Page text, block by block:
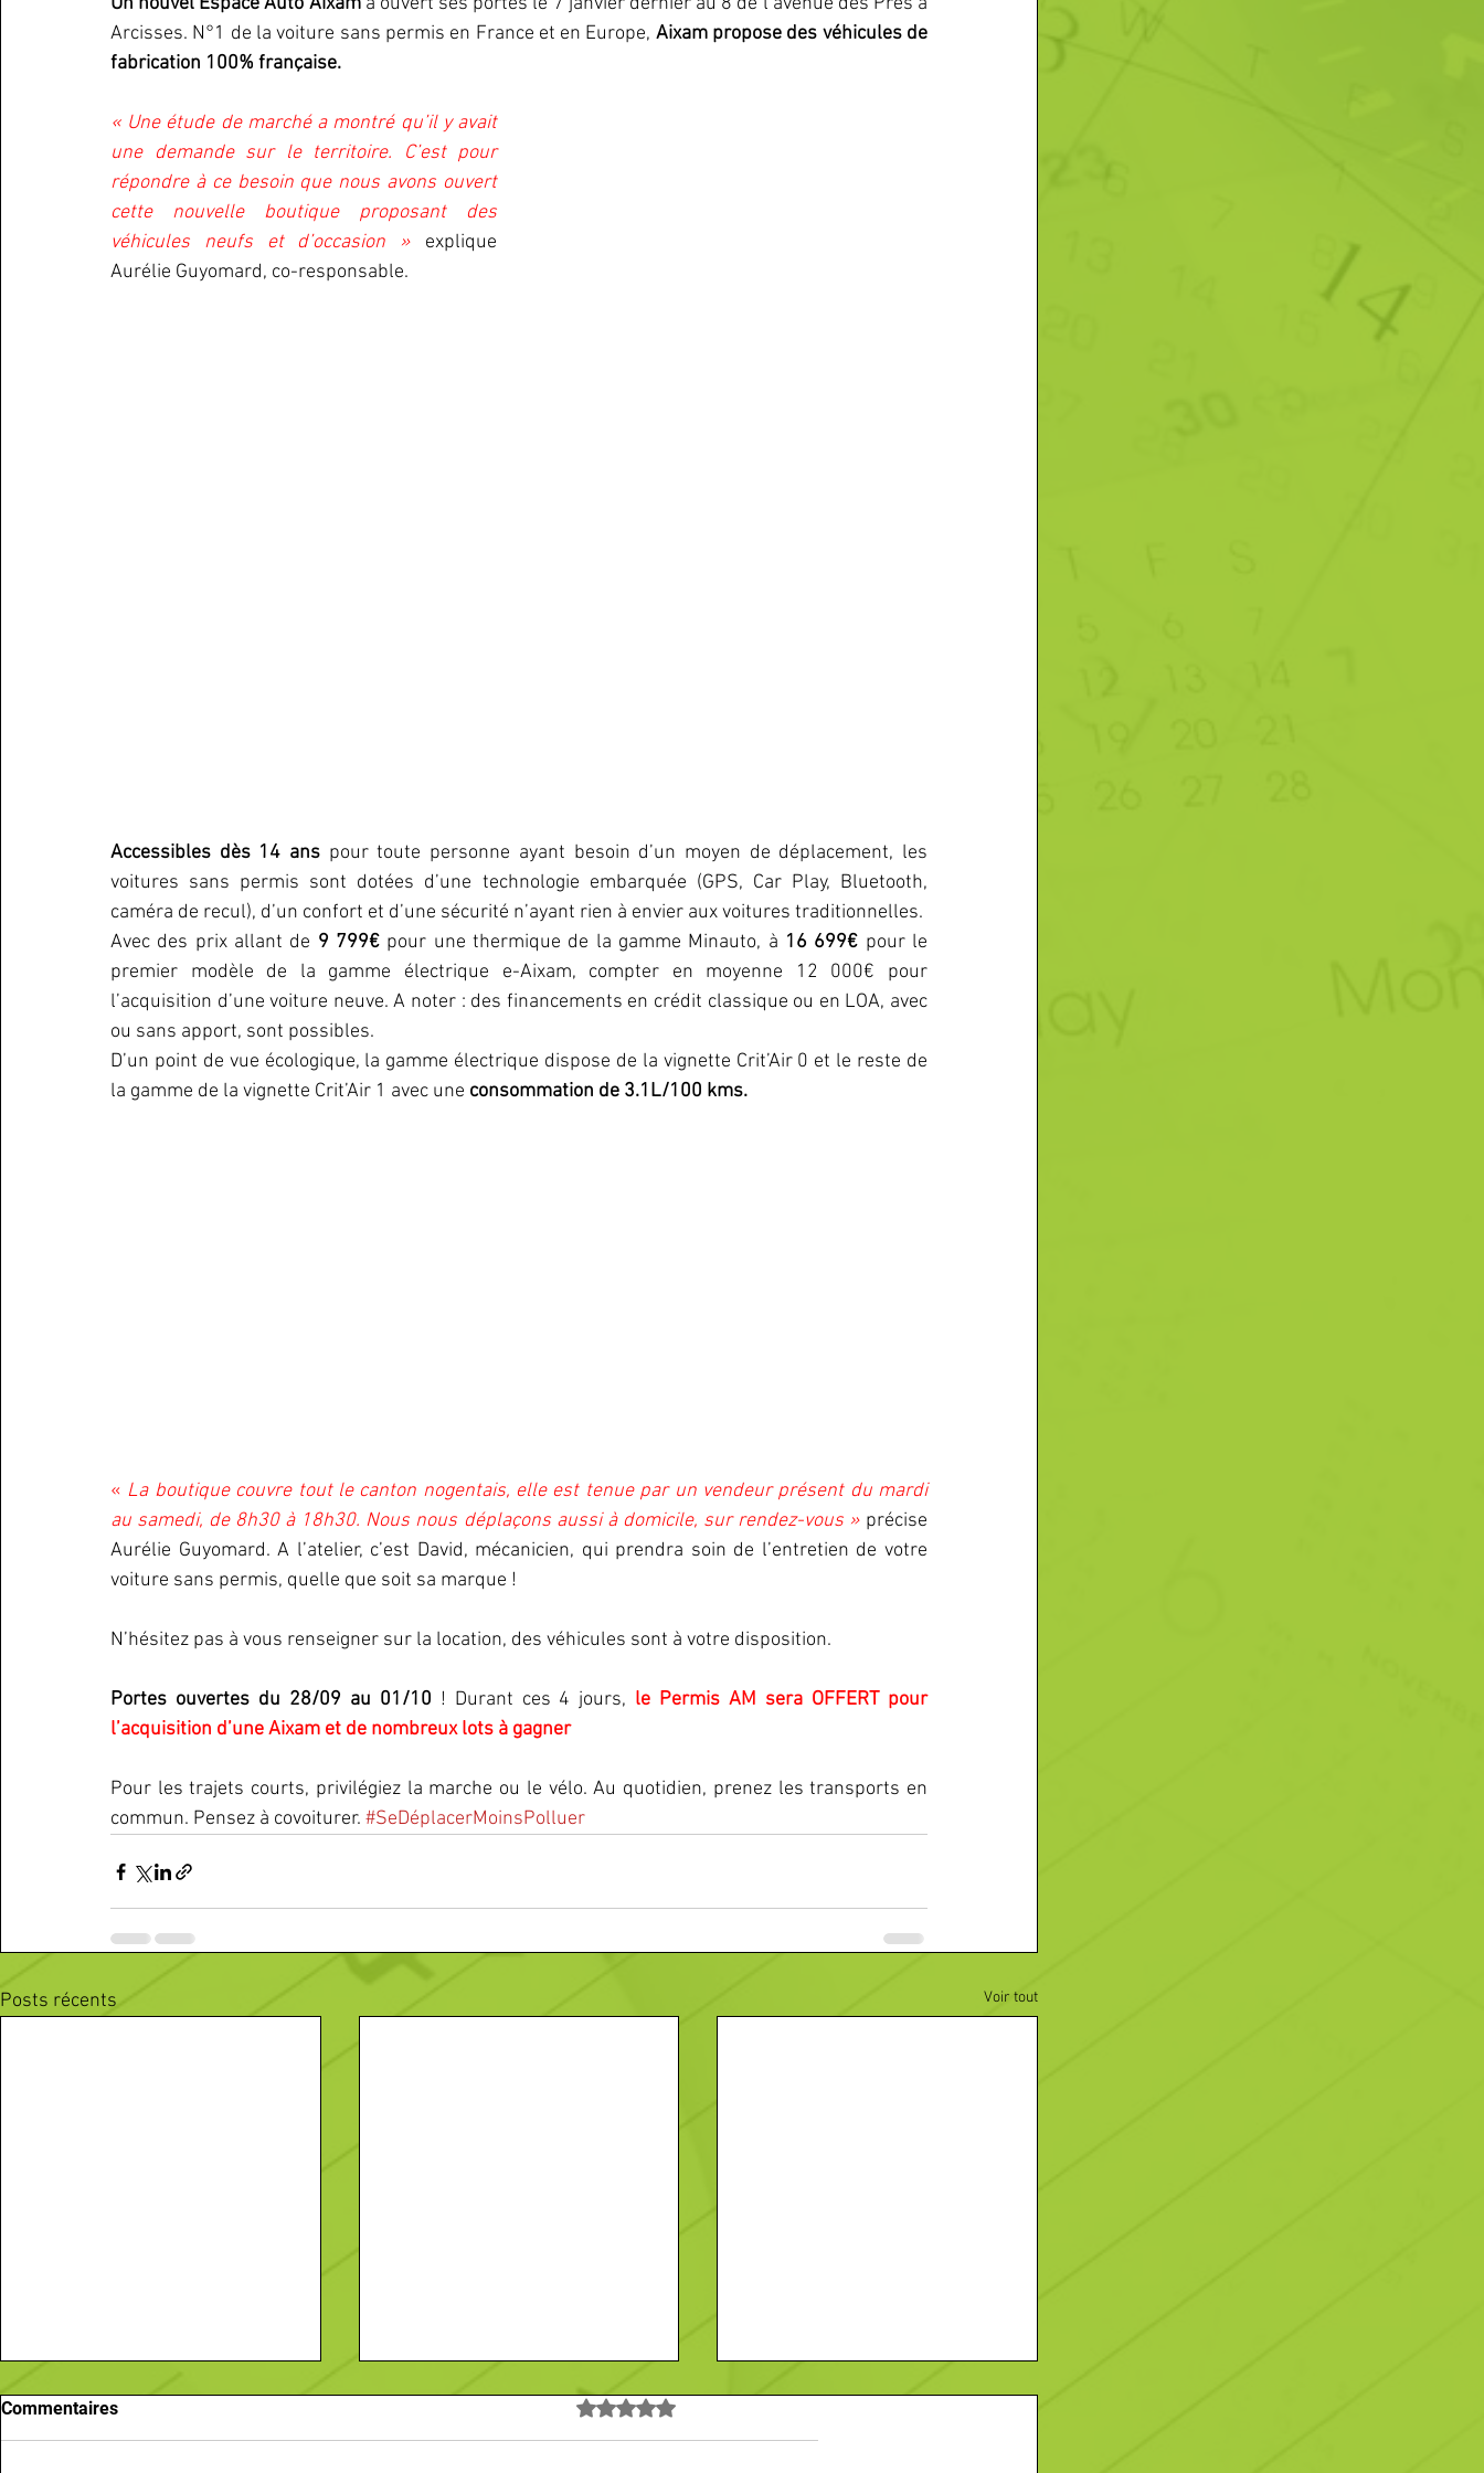
Arcisses. N°1 de la voiture sans permis en France et en Europe, Aixam propose des véhicules de
fabrication 100% française.
« Une étude de marché a montré qu’il y avait
une demande sur le territoire. C’est pour
répondre à ce besoin que nous avons ouvert
cette nouvelle boutique proposant des
véhicules neufs et d’occasion » explique
Aurélie Guyomard, co-responsable.
Accessibles dès 14 ans pour toute personne ayant besoin d’un moyen de déplacement, les
voitures sans permis sont dotées d’une technologie embarquée (GPS, Car Play, Bluetooth,
caméra de recul), d’un confort et d’une sécurité n’ayant rien à envier aux voitures traditionnelles.
Avec des prix allant de 9 799€ pour une thermique de la gamme Minauto, à 16 699€ pour le
premier modèle de la gamme électrique e-Aixam, compter en moyenne 12 000€ pour
l’acquisition d’une voiture neuve. A noter : des financements en crédit classique ou en LOA, avec
ou sans apport, sont possibles.
D’un point de vue écologique, la gamme électrique dispose de la vignette Crit’Air 0 et le reste de
la gamme de la vignette Crit’Air 1 avec une consommation de 3.1L/100 kms.
« La boutique couvre tout le canton nogentais, elle est tenue par un vendeur présent du mardi
au samedi, de 8h30 à 18h30. Nous nous déplaçons aussi à domicile, sur rendez-vous » précise
Aurélie Guyomard. A l’atelier, c’est David, mécanicien, qui prendra soin de l’entretien de votre
voiture sans permis, quelle que soit sa marque !
N’hésitez pas à vous renseigner sur la location, des véhicules sont à votre disposition.
Portes ouvertes du 28/09 au 01/10 ! Durant ces 4 jours, le Permis AM sera OFFERT pour
l’acquisition d’une Aixam et de nombreux lots à gagner
Pour les trajets courts, privilégiez la marche ou le vélo. Au quotidien, prenez les transports en
commun. Pensez à covoiturer. #SeDéplacerMoinsPolluer
Posts récents Voir tout
Commentaires Noté 0 étoile sur 5.